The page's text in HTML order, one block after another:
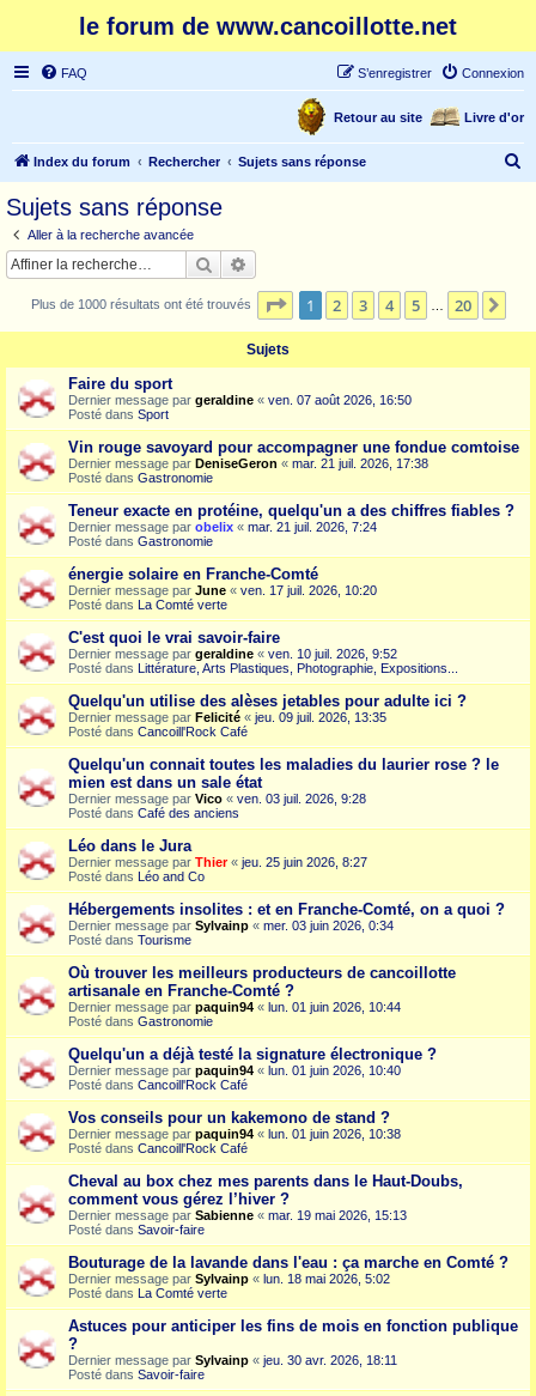
le forum de www.cancoillotte.net
FAQ Connexion
S’enregistrer
Livre d'or
Retour au site
Index du forum Rechercher Sujets sans réponse
c
Sujets sans réponse
Aller à la recherche avancée
Rechercher
Plus de 1000 résultats ont été trouvés Page 1sur20
1 2 3 4 5 20
Sujets
Faire du sport
Dernier message par geraldine « ven. 07 août 2026, 16:50
Posté dans Sport
Vin rouge savoyard pour accompagner une fondue comtoise
Dernier message par DeniseGeron « mar. 21 juil. 2026, 17:38
Posté dans Gastronomie
Teneur exacte en protéine, quelqu'un a des chiffres fiables ?
Dernier message par obelix « mar. 21 juil. 2026, 7:24
Posté dans Gastronomie
énergie solaire en Franche-Comté
Dernier message par June « ven. 17 juil. 2026, 10:20
Posté dans La Comté verte
C'est quoi le vrai savoir-faire
Dernier message par geraldine « ven. 10 juil. 2026, 9:52
Posté dans Littérature, Arts Plastiques, Photographie, Expositions...
Quelqu'un utilise des alèses jetables pour adulte ici ?
Dernier message par Felicité « jeu. 09 juil. 2026, 13:35
Posté dans Cancoill'Rock Café
Quelqu'un connait toutes les maladies du laurier rose ? le
mien est dans un sale état
Dernier message par Vico « ven. 03 juil. 2026, 9:28
Posté dans Café des anciens
Léo dans le Jura
Dernier message par Thier« jeu. 25 juin 2026, 8:27
Posté dans Léo and Co
Hébergements insolites : et en Franche-Comté, on a quoi ?
Dernier message par Sylvainp « mer. 03 juin 2026, 0:34
Posté dans Tourisme
Où trouver les meilleurs producteurs de cancoillotte
artisanale en Franche-Comté ?
Dernier message par paquin94 « lun. 01 juin 2026, 10:44
Posté dans Gastronomie
Quelqu'un a déjà testé la signature électronique ?
Dernier message par paquin94 « lun. 01 juin 2026, 10:40
Posté dans Cancoill'Rock Café
Vos conseils pour un kakemono de stand ?
Dernier message par paquin94 « lun. 01 juin 2026, 10:38
Posté dans Cancoill'Rock Café
Cheval au box chez mes parents dans le Haut-Doubs,
comment vous gérez l’hiver ?
Dernier message par Sabienne « mar. 19 mai 2026, 15:13
Posté dans Savoir-faire
Bouturage de la lavande dans l'eau : ça marche en Comté ?
Dernier message par Sylvainp « lun. 18 mai 2026, 5:02
Posté dans La Comté verte
Astuces pour anticiper les fins de mois en fonction publique
?
Dernier message par Sylvainp « jeu. 30 avr. 2026, 18:11
Posté dans Savoir-faire